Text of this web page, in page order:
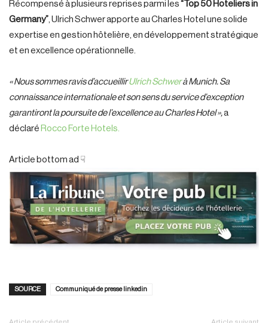
Récompensé à plusieurs reprises parmi les “Top 50 Hoteliers in
Germany”, Ulrich Schwer apporte au Charles Hotel une solide
expertise en gestion hôtelière, en développement stratégique
et en excellence opérationnelle.
« Nous sommes ravis d’accueillirUlrich Schwerà Munich. Sa
connaissance internationale et son sens du service d’exception
garantiront la poursuite de l’excellence au Charles Hotel »,a
déclaré Rocco Forte Hotels.
Article bottom ad ☟
SOURCE Communiqué de presse linkedin